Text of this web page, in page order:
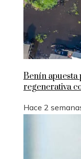
Benín
regenerativa
Hace 2